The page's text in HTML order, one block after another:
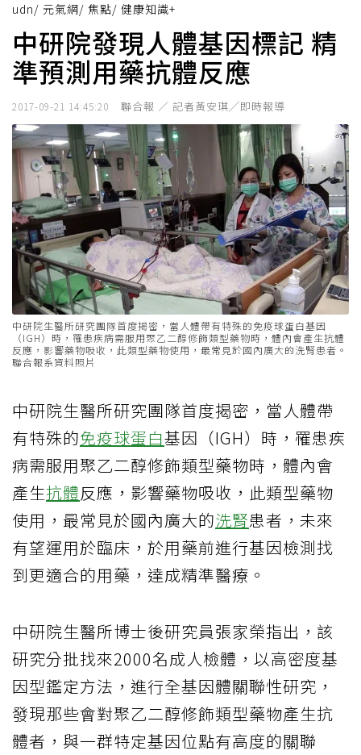
udn/ 元氣網/ 焦點/ 健康知識+
中研院發現人體基因標記 精
準預測用藥抗體反應
2017-09-21 14:45:20 聯合報 ／ 記者黃安琪╱即時報導
中研院生醫所研究團隊首度揭密，當人體帶有特殊的免疫球蛋白基因
（IGH）時，罹患疾病需服用聚乙二醇修飾類型藥物時，體內會產生抗體
反應，影響藥物吸收，此類型藥物使用，最常見於國內廣大的洗腎患者。
聯合報系資料照片
中研院生醫所研究團隊首度揭密，當人體帶
有特殊的免疫球蛋白基因（IGH）時，罹患疾
病需服用聚乙二醇修飾類型藥物時，體內會
產生抗體反應，影響藥物吸收，此類型藥物
使用，最常見於國內廣大的洗腎患者，未來
有望運用於臨床，於用藥前進行基因檢測找
到更適合的用藥，達成精準醫療。
中研院生醫所博士後研究員張家榮指出，該
研究分批找來2000名成人檢體，以高密度基
因型鑑定方法，進行全基因體關聯性研究，
發現那些會對聚乙二醇修飾類型藥物產生抗
體者，與一群特定基因位點有高度的關聯